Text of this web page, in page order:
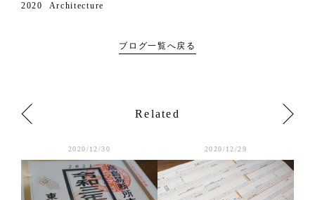
2020 Architecture
ブログ一覧へ戻る
Related
2020/12/30 2020/12/29